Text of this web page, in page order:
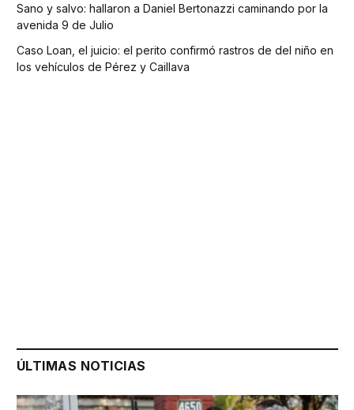
Sano y salvo: hallaron a Daniel Bertonazzi caminando por la
avenida 9 de Julio
Caso Loan, el juicio: el perito confirmó rastros de del niño en
los vehículos de Pérez y Caillava
ÚLTIMAS NOTICIAS